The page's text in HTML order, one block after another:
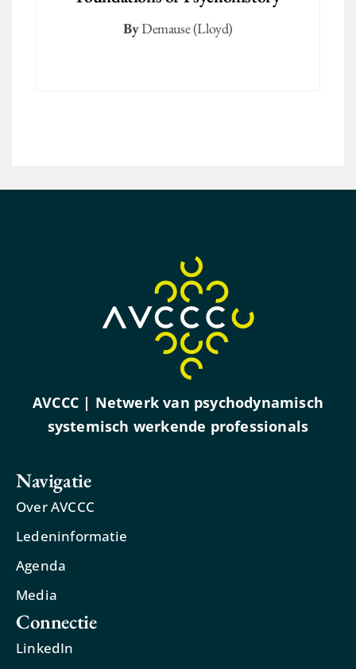
ByDemause (Lloyd)
AVCCC | Netwerk van psychodynamisch
systemisch werkende professionals
Navigatie
Over AVCCC
Ledeninformatie
Agenda
Media
Connectie
LinkedIn